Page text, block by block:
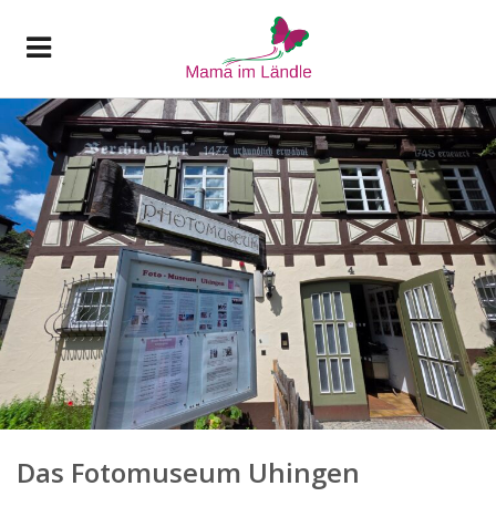
Das Fotomuseum Uhingen